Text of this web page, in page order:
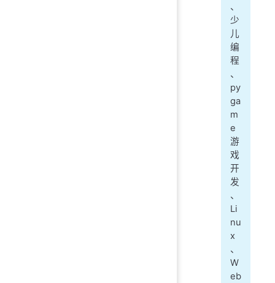
、
少
儿
编
程
、
py
ga
m
e
游
戏
开
发
、
Li
nu
x
、
W
eb